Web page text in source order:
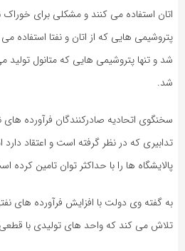
اتان استفاده می کنند و مشکلی برای خوراک
پتروشیمی هایی که از اتان و نفتا استفاده
شد و تنها پتروشیمی هایی که متانول
شد.
سخنگوی اتحادیه صادرکنندگان فرآورده
تدابیری که در نظر گرفته است و اعتقاد دارد
پالایشگاه ها را با حداکثر توان تامین کرده
به گفته وی دولت با افزایش فرآورده های
تلاش می کند که واحد های تولیدی با